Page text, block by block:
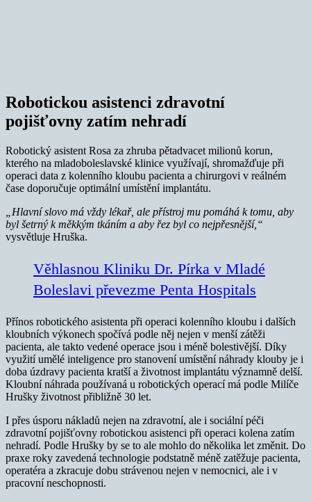
Robotickou asistenci zdravotní
pojišťovny zatím nehradí
Robotický asistent Rosa za zhruba pětadvacet milionů korun,
kterého na mladoboleslavské klinice využívají, shromažďuje při
operaci data z kolenního kloubu pacienta a chirurgovi v reálném
čase doporučuje optimální umístění implantátu.
„Hlavní slovo má vždy lékař, ale přístroj mu pomáhá k tomu, aby
byl šetrný k měkkým tkáním a aby řez byl co nejpřesnější,“
vysvětluje Hruška.
Věhlasnou Kliniku Dr. Pírka v Mladé
Boleslavi převezme Penta Hospitals
Přínos robotického asistenta při operaci kolenního kloubu i dalších
kloubních výkonech spočívá podle něj nejen v menší zátěži
pacienta, ale takto vedené operace jsou i méně bolestivější. Díky
využití umělé inteligence pro stanovení umístění náhrady klouby je i
doba úzdravy pacienta kratší a životnost implantátu významně delší.
Kloubní náhrada používaná u robotických operací má podle Milíče
Hrušky životnost přibližně 30 let.
I přes úsporu nákladů nejen na zdravotní, ale i sociální péči
zdravotní pojišťovny robotickou asistenci při operaci kolena zatím
nehradí. Podle Hrušky by se to ale mohlo do několika let změnit. Do
praxe roky zavedená technologie podstatně méně zatěžuje pacienta,
operatéra a zkracuje dobu strávenou nejen v nemocnici, ale i v
pracovní neschopnosti.